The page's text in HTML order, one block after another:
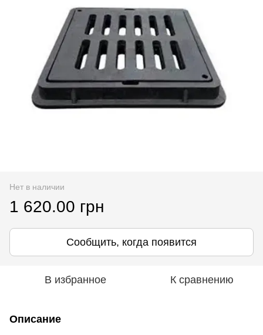
Нет в наличии
1 620.00 грн
Сообщить, когда появится
В избранное К сравнению
Описание